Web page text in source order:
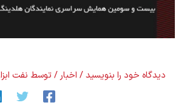
دیدگاه‌ خود را بنویسید/اخبار/ توسطنفت ابزار